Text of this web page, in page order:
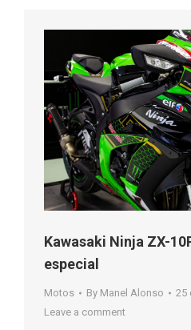
Kawasaki Ninja ZX-
especial
Motos By Manel Alonso
25
Leave a comment